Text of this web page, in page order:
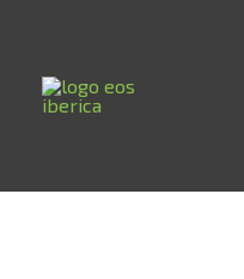
content